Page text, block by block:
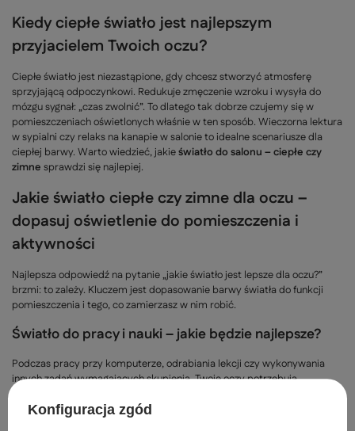
Kiedy ciepłe światło jest najlepszym
przyjacielem Twoich oczu?
Ciepłe światło jest niezastąpione, gdy chcesz stworzyć atmosferę
sprzyjającą odpoczynkowi. Redukuje zmęczenie wzroku i wysyła do
mózgu sygnał: „czas zwolnić”. To dlatego tak dobrze czujemy się w
pomieszczeniach oświetlonych właśnie w ten sposób. Wieczorna lektura
w sypialni czy relaks na kanapie w salonie to idealne scenariusze dla
ciepłej barwy. Warto wiedzieć, jakieświatło do salonu – ciepłe czy
zimne sprawdzi się najlepiej.
Jakie światło ciepłe czy zimne dla oczu –
dopasuj oświetlenie do pomieszczenia i
aktywności
Najlepsza odpowiedź na pytanie „jakie światło jest lepsze dla oczu?”
brzmi: to zależy. Kluczem jest dopasowanie barwy światła do funkcji
pomieszczenia i tego, co zamierzasz w nim robić.
Światło do pracy i nauki – jakie będzie najlepsze?
Podczas pracy przy komputerze, odrabiania lekcji czy wykonywania
innych zadań wymagających skupienia, Twoje oczy potrzebują
pomysłem, ale na dłuższą metę często prowadzi do
Konfiguracja zgód